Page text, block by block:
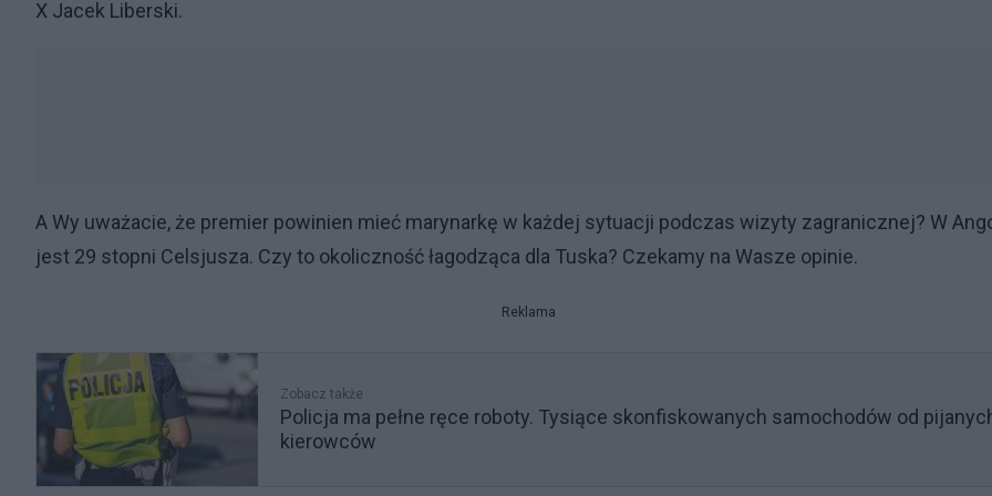
X Jacek Liberski.
A Wy uważacie, że premier powinien mieć marynarkę w każdej sytuacji podczas wizyty zagranicznej? W
jest 29 stopni Celsjusza. Czy to okoliczność łagodząca dla Tuska? Czekamy na Wasze opinie.
Reklama
Zobacz także
Policja ma pełne ręce roboty. Tysiące skonfiskowanych samochodów od
kierowców